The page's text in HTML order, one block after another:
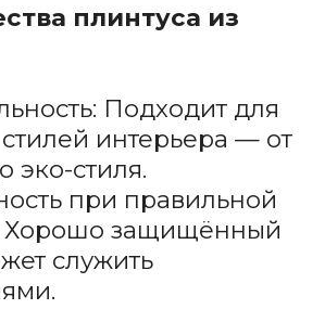
плинтуса из
Подходит для
интерьера — от
эко-стиля.
при правильной
Хорошо защищённый
служить